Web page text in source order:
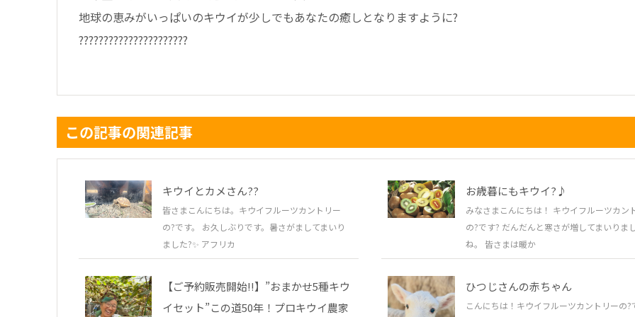
地球の恵みがいっぱいのキウイが少しでもあなたの癒しとなりますように?
??????????????????????
この記事の関連記事
キウイとカメさん??
皆さまこんにちは。キウイフルーツカントリー
の?です。 お久しぶりです。暑さがましてまいり
ました?✨ アフリカ
お歳暮にもキウイ?♪
みなさまこんにちは！ キウイフルーツカン
の?です? だんだんと寒さが増してまいりま
ね。 皆さまは暖か
【ご予約販売開始!!】”おまかせ5種キウ
イセット”この道50年！プロキウイ農家
ひつじさんの赤ちゃん
こんにちは！キウイフルーツカントリーの?